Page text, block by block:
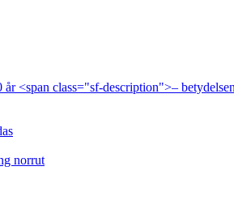
<span class="sf-description">–
norrut